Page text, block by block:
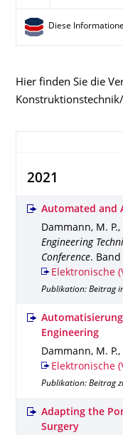
Diese
Hier finden Sie die
Konstruktionstechnik/
2021
Automated and
Dammann, M.
Engineering
Conference. Band
Elektronische
Publikation: Beitrag
Engineering
Dammann, M.
Elektronische
Publikation: Beitrag
Adapting the
Surgery